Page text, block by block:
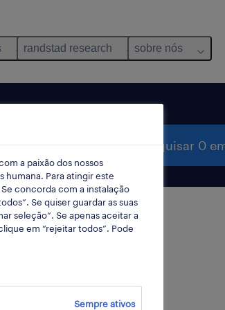
randstad research sobre nós
pesquisar 0
pesquisa.
a paixão dos nossos
humana. Para atingir este
concorda com a instalação
Se quiser guardar as suas
seleção”. Se apenas aceitar a
em “rejeitar todos”. Pode
Sempre ativos